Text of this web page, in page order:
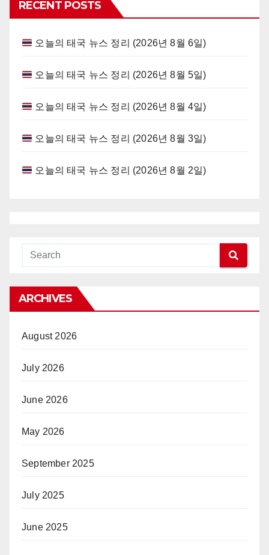
RECENT POSTS
오늘의 태국 뉴스 정리 (2026년 8월 6일)
오늘의 태국 뉴스 정리 (2026년 8월 5일)
오늘의 태국 뉴스 정리 (2026년 8월 4일)
오늘의 태국 뉴스 정리 (2026년 8월 3일)
오늘의 태국 뉴스 정리 (2026년 8월 2일)
ARCHIVES
August 2026
July 2026
June 2026
May 2026
September 2025
July 2025
June 2025